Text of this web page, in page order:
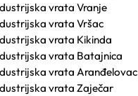
vrata Vranje
vrata Vršac
vrata Kikinda
vrata Batajnica
vrata Aranđelovac
vrata Zaječar